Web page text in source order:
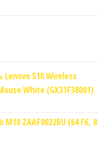
510 Wireless
White (GX31F38001)
ZAAF0032RU (64 Гб, 8